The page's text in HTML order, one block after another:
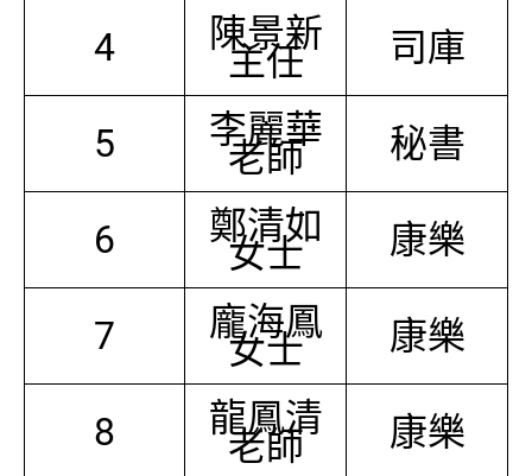
4 陳景新
主任 司庫
5 李麗華
老師 秘書
6 鄭清如
女士 康樂
7 龐海鳳
女士 康樂
8 龍鳳清
老師 康樂